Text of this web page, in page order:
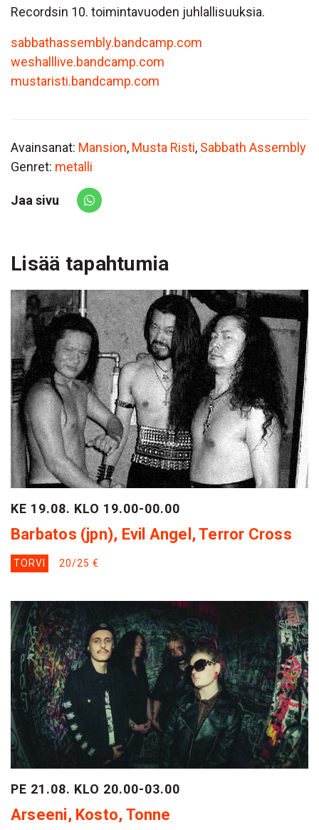
Recordsin 10. toimintavuoden juhlallisuuksia.
sabbathassembly.bandcamp.com
weshalllive.bandcamp.com
mustaristi.bandcamp.com
Avainsanat: Mansion, Musta Risti, Sabbath Assembly
Genret: metalli
Jaa sivu
Share via Whatsapp
Lisää tapahtumia
KE 19.08. KLO 19.00-00.00
Barbatos (jpn), Evil Angel, Terror Cross
TORVI 20/25 €
PE 21.08. KLO 20.00-03.00
Arseeni, Kosto, Tonne